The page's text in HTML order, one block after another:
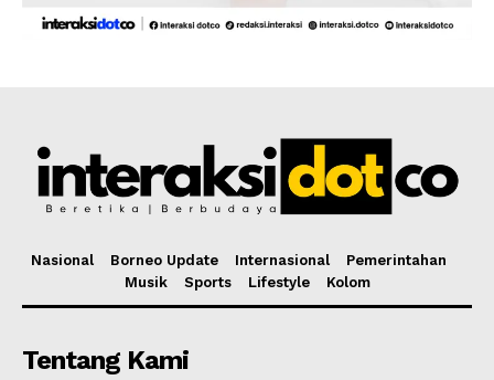
Nasional Borneo Update Internasional
Pemerintahan
Musik
Sports Lifestyle Kolom
Tentang Kami